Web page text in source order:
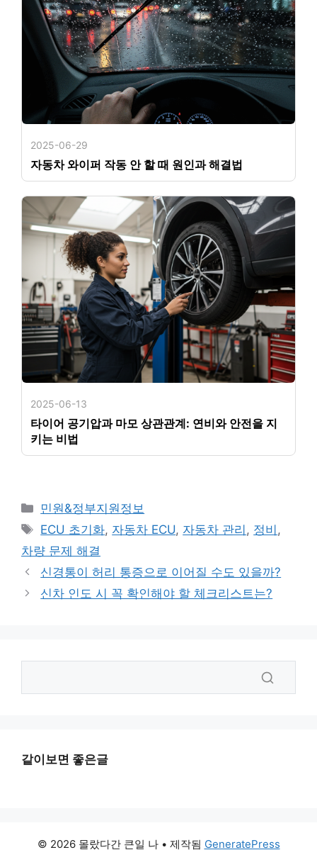
2025-06-29
자동차 와이퍼 작동 안 할 때 원인과 해결법
2025-06-13
타이어 공기압과 마모 상관관계: 연비와 안전을 지
키는 비법
카
테
리
민원&정부지원정보
태
그
ECU 초기화, 자동차 ECU, 자동차 관리 , 정비 ,
차량 문제 해결
신경통이 허리 통증으로 이어질 수도 있을까?
신차 인도 시 꼭 확인해야 할 체크리스트는?
같이보면 좋은글
© 2026 몰랐다간 큰일 나• 제작됨 GeneratePress